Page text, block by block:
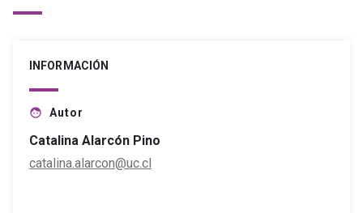
INFORMACIÓN
face Autor
Catalina Alarcón Pino
catalina.alarcon@uc.cl